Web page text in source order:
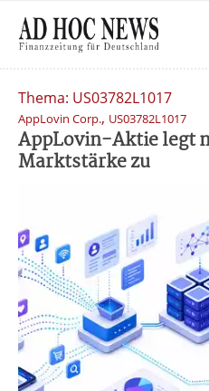
Thema: US03782L1017
AppLovin Corp., US03782L1017
AppLovin-Aktie legt
Marktstärke zu